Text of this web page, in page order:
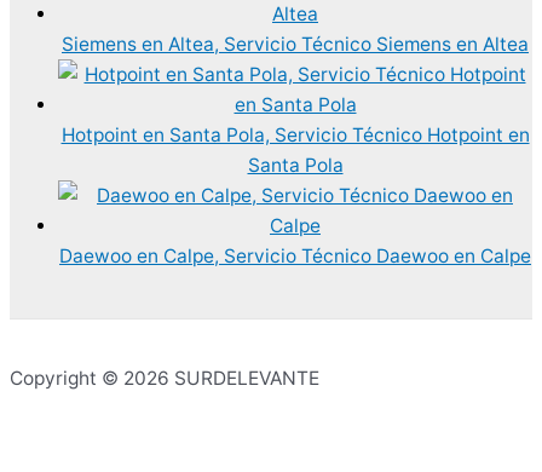
Siemens en Altea, Servicio Técnico Siemens en Altea
Hotpoint en Santa Pola, Servicio Técnico Hotpoint en
Santa Pola
Daewoo en Calpe, Servicio Técnico Daewoo en Calpe
Copyright © 2026 SURDELEVANTE